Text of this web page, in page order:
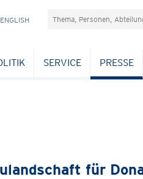
Suchefeld
SERVICE PRESSE
für